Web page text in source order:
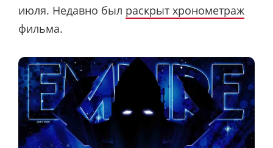
июля. Недавно был раскрыт хронометраж
фильма.